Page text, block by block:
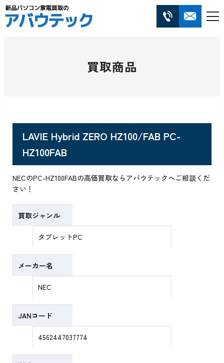
買取商品
LAVIE Hybrid ZERO HZ100/FAB PC-
HZ100FAB
NECのPC-HZ100FABの高価買取ならアバウテックへご相談くだ
さい！
買取ジャンル
タブレットPC
メーカー名
NEC
JANコード
4562447037774